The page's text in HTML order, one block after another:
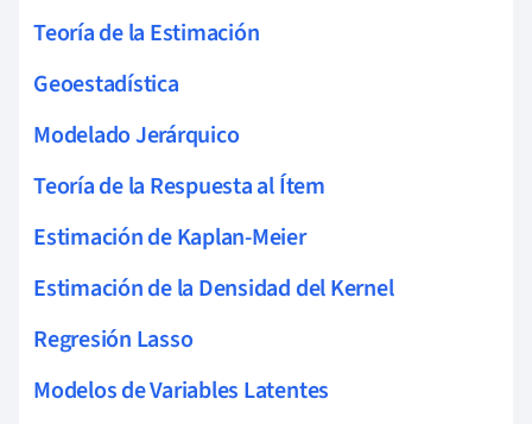
Teoría de la Estimación
Geoestadística
Modelado Jerárquico
Teoría de la Respuesta al Ítem
Estimación de Kaplan-Meier
Estimación de la Densidad del Kernel
Regresión Lasso
Modelos de Variables Latentes